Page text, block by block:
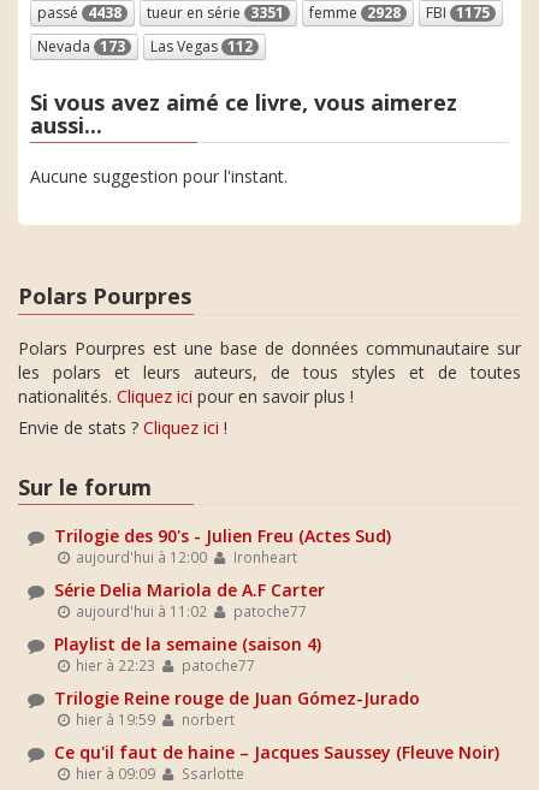
passé 4438 tueur en série 3351 femme 2928 FBI 1175
Nevada 173 Las Vegas 112
Si vous avez aimé ce livre, vous aimerez
aussi...
Aucune suggestion pour l'instant.
Polars Pourpres
Polars Pourpres est une base de données communautaire sur
les polars et leurs auteurs, de tous styles et de toutes
nationalités. Cliquez ici pour en savoir plus !
Envie de stats ? Cliquez ici !
Sur le forum
Trilogie des 90's - Julien Freu (Actes Sud)
aujourd'hui à 12:00 Ironheart
Série Delia Mariola de A.F Carter
aujourd'hui à 11:02 patoche77
Playlist de la semaine (saison 4)
hier à 22:23 patoche77
Trilogie Reine rouge de Juan Gómez-Jurado
hier à 19:59 norbert
Ce qu'il faut de haine – Jacques Saussey (Fleuve Noir)
hier à 09:09 Ssarlotte